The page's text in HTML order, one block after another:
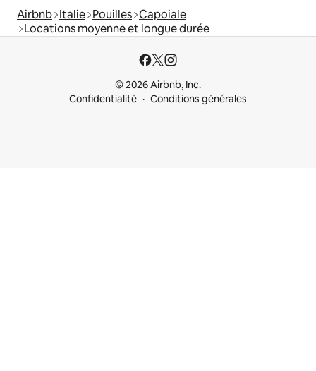
Airbnb Italie Pouilles Capoiale
Locations moyenne et longue durée
© 2026 Airbnb, Inc.
Confidentialité
Conditions générales